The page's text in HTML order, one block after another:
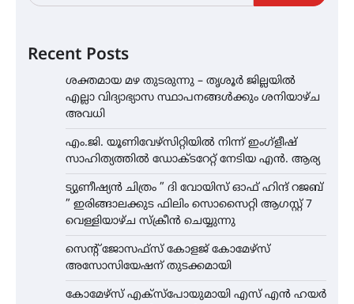
Recent Posts
ശക്തമായ മഴ തുടരുന്നു – തൃശൂർ ജില്ലയിൽ
എല്ലാ വിദ്യാഭ്യാസ സ്ഥാപനങ്ങൾക്കും ശനിയാഴ്ച
അവധി
എം.ജി. യൂണിവേഴ്‌സിറ്റിയിൽ നിന്ന് ഇംഗ്ളീഷ്
സാഹിത്യത്തിൽ ഡോക്ടറേറ്റ് നേടിയ എൻ. ആര്യ
ട്യുണീഷ്യൻ ചിത്രം ” ദി വോയിസ് ഓഫ് ഹിന്ദ് റജബ്
” ഇരിങ്ങാലക്കുട ഫിലിം സൊസൈറ്റി ആഗസ്റ്റ് 7
വെള്ളിയാഴ്ച സ്‌ക്രീൻ ചെയ്യുന്നു
സെന്റ് ജോസഫ്സ് കോളജ് കോമേഴ്‌സ്
അസോസിയേഷന് തുടക്കമായി
കോമേഴ്സ് എക്സ്പോയുമായി എസ് എൻ ഹയർ